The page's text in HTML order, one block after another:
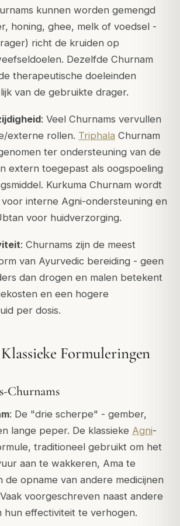
kunnen worden gemengd
honing, ghee, melk of voedsel -
richt de kruiden op
Dezelfde Churnam
therapeutische doeleinden
van de gebruikte drager.
: Veel Churnams vervullen
externe rollen. Triphala Churnam
ter ondersteuning van de
extern toegepast als oogspoeling
Kurkuma Churnam wordt
interne Agni-ondersteuning en
voor huidverzorging.
: Churnams zijn de meest
van Ayurvedic bereiding - geen
dan drogen en malen betekent
en een hogere
per dosis.
Formuleringen
Churnams
: De "drie scherpe" - gember,
lange peper. De klassieke Agni-
traditioneel gebruikt om het
aan te wakkeren, Ama te
de opname van andere medicijnen
voorgeschreven naast andere
hun effectiviteit te verhogen.